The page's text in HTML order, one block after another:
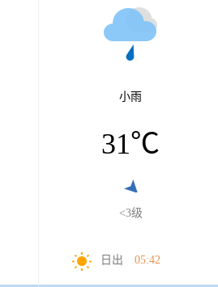
小雨
31℃
<3级
日出 05:42